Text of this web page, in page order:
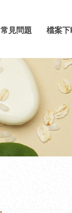
常見問題 檔案下